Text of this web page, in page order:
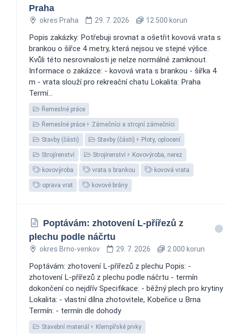
Praha
okres Praha 29. 7. 2026 12 500 korun
Popis zakázky: Potřebuji srovnat a ošetřit kovová vrata s
brankou o šířce 4 metry, která nejsou ve stejné výšce.
Kvůli této nesrovnalosti je nelze normálně zamknout.
Informace o zakázce: - kovová vrata s brankou - šířka 4
m - vrata slouží pro rekreační chatu Lokalita: Praha
Termí...
Řemeslné práce
Řemeslné práce Zámečníci a strojní zámečníci
Stavby (části) Stavby (části) Ploty, oplocení
Strojírenství Strojírenství Kovovýroba, nerez
kovovýroba vrata s brankou kovová vrata
oprava vrat kovové brány
Poptávám: zhotovení L-přířezů z
plechu podle náčrtu
okres Brno-venkov 29. 7. 2026 2 000 korun
Poptávám: zhotovení L-přířezů z plechu Popis: -
zhotovení L-přířezů z plechu podle náčrtu - termín
dokončení co nejdřív Specifikace: - běžný plech pro krytiny
Lokalita: - vlastní dílna zhotovitele, Kobeřice u Brna
Termín: - termín dle dohody
Stavební materiál Klempířské prvky